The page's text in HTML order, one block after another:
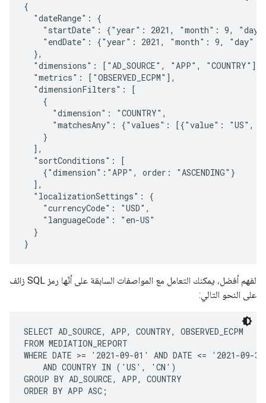
{
  "dateRange": {
"startDate": {"year": 2021, "month": 9,
"endDate": {"year": 2021, "month": 9, "day":
  },
  "dimensions": ["AD_SOURCE", "APP", "COUNTRY"],
  "metrics": ["OBSERVED_ECPM"],
  "dimensionFilters": [
    {
      "dimension": "COUNTRY",
"matchesAny": {"values": [{"value": "US",
    }
  ],
  "sortConditions": [
    {"dimension":"APP", order: "ASCENDING"}
  ],
  "localizationSettings": {
    "currencyCode": "USD",
    "languageCode": "en-US"
  }
لفهم أفضل، يمكنك التعامل مع المواصفات السابقة على أنّها رمز SQL زائف
على النحو التالي:
SELECT AD_SOURCE, APP, COUNTRY, OBSERVED_ECPM
FROM MEDIATION_REPORT
WHERE DATE >= '2021-09-01' AND DATE <= '2021-09-
    AND COUNTRY IN ('US', 'CN')
GROUP BY AD_SOURCE, APP, COUNTRY